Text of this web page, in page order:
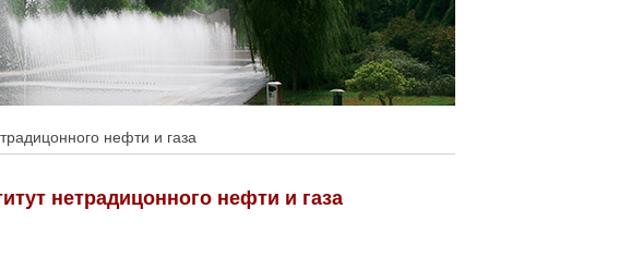
нефти и газа
нетрадицонного нефти и газа